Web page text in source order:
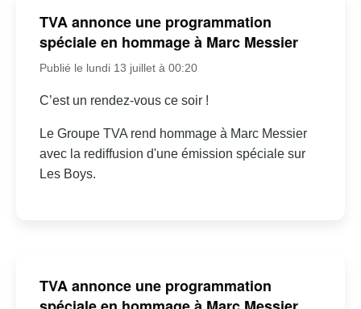
TVA annonce une programmation
spéciale en hommage à Marc Messier
Publié le lundi 13 juillet à 00:20
C’est un rendez-vous ce soir !
Le Groupe TVA rend hommage à Marc Messier
avec la rediffusion d'une émission spéciale sur
Les Boys.
TVA annonce une programmation